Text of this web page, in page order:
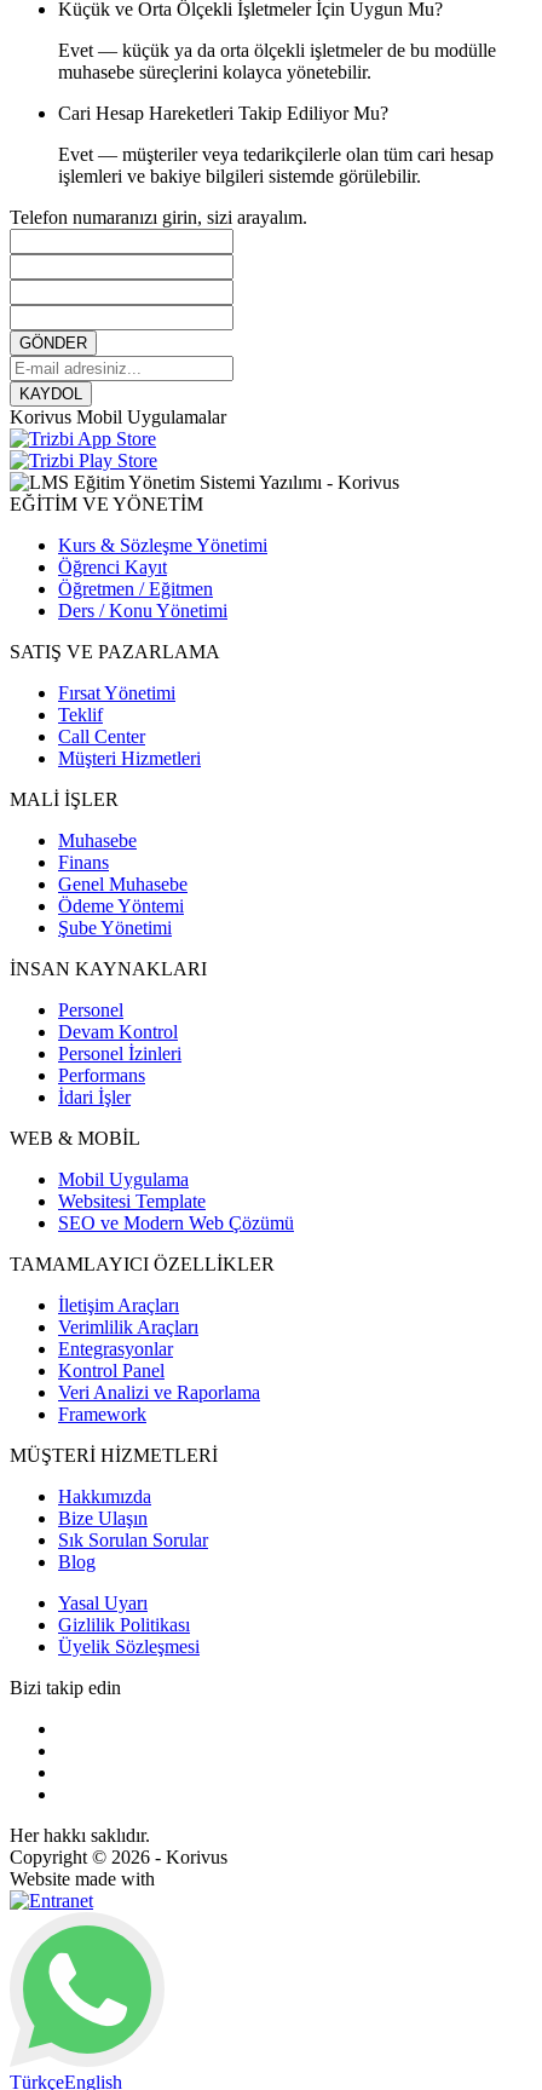
Küçük ve Orta Ölçekli İşletmeler İçin Uygun Mu?
Evet — küçük ya da orta ölçekli işletmeler de bu modülle
muhasebe süreçlerini kolayca yönetebilir.
Cari Hesap Hareketleri Takip Ediliyor Mu?
Evet — müşteriler veya tedarikçilerle olan tüm cari hesap
işlemleri ve bakiye bilgileri sistemde görülebilir.
Telefon numaranızı girin, sizi arayalım.
GÖNDER
KAYDOL
Korivus Mobil Uygulamalar
EĞİTİM VE YÖNETİM
Kurs & Sözleşme Yönetimi
Öğrenci Kayıt
Öğretmen / Eğitmen
Ders / Konu Yönetimi
SATIŞ VE PAZARLAMA
Fırsat Yönetimi
Teklif
Call Center
Müşteri Hizmetleri
MALİ İŞLER
Muhasebe
Finans
Genel Muhasebe
Ödeme Yöntemi
Şube Yönetimi
İNSAN KAYNAKLARI
Personel
Devam Kontrol
Personel İzinleri
Performans
İdari İşler
WEB & MOBİL
Mobil Uygulama
Websitesi Template
SEO ve Modern Web Çözümü
TAMAMLAYICI ÖZELLİKLER
İletişim Araçları
Verimlilik Araçları
Entegrasyonlar
Kontrol Panel
Veri Analizi ve Raporlama
Framework
MÜŞTERİ HİZMETLERİ
Hakkımızda
Bize Ulaşın
Sık Sorulan Sorular
Blog
Yasal Uyarı
Gizlilik Politikası
Üyelik Sözleşmesi
Bizi takip edin
Her hakkı saklıdır.
Copyright © 2026 - Korivus
Website made with
TürkçeEnglish